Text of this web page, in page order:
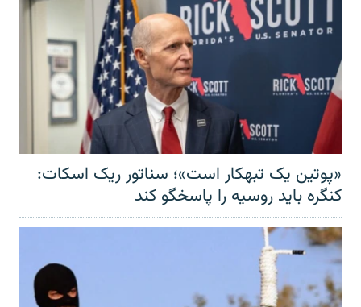
«پوتین یک تبهکار است»؛ سناتور ریک اسکات:
کنگره باید روسیه را پاسخگو کند